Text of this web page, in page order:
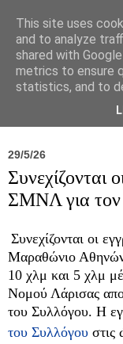
29/5/26
Συνεχίζονται
ΣΜΝΛ για
Συνεχίζονται οι
Μαραθώνιο
10 χλμ και 5 χλμ
Νομού Λάρισας
του Συλλόγου. Η
του Συλλόγου στις
This site uses
and to analyze
shared with
metrics to ensure
statistics, and to